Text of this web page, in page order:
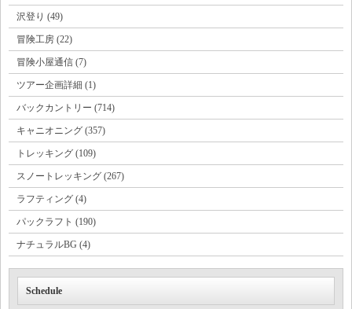
沢登り (49)
冒険工房 (22)
冒険小屋通信 (7)
ツアー企画詳細 (1)
バックカントリー (714)
キャニオニング (357)
トレッキング (109)
スノートレッキング (267)
ラフティング (4)
パックラフト (190)
ナチュラルBG (4)
Schedule